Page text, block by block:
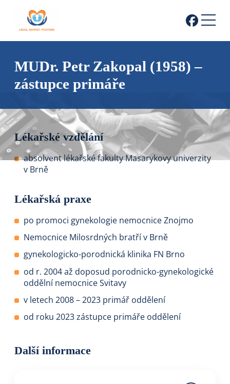
MUDr. Petr Zakopal (1958) –
zástupce primáře
Lékařské vzdělání
absolvent lékařské fakulty Masarykovy univerzity
v Brně
Lékařská praxe
po promoci gynekologie nemocnice Znojmo
Nemocnice Milosrdných bratří v Brně
gynekologicko-porodnická klinika FN Brno
od r. 2004 až doposud porodnicko-gynekologické
oddělní nemocnice Svitavy
v letech 2008 – 2023 primář oddělení
od roku 2023 zástupce primáře oddělení
Další informace